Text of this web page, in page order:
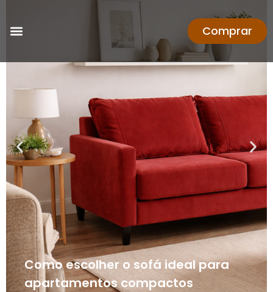
Comprar
Como escolher o sofá ideal para
apartamentos compactos